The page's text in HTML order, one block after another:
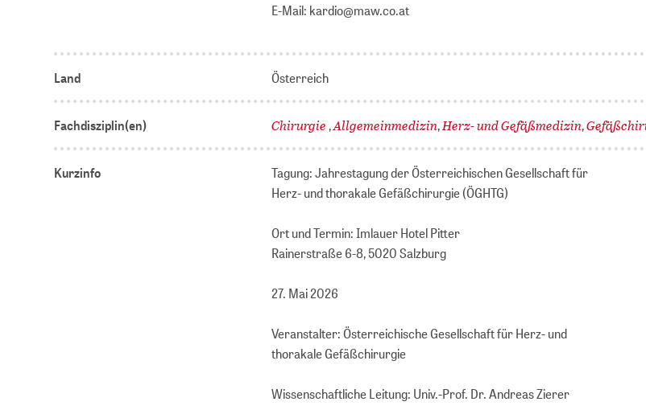
E-Mail: kardio@maw.co.at
Land Österreich
Fachdisziplin(en) Chirurgie ,Allgemeinmedizin,Herz- und Gefäßmedizin,
Kurzinfo
Tagung: Jahrestagung der Österreichischen Gesellschaft für
Herz- und thorakale Gefäßchirurgie (ÖGHTG)
Ort und Termin: Imlauer Hotel Pitter
Rainerstraße 6-8, 5020 Salzburg
27. Mai 2026
Veranstalter: Österreichische Gesellschaft für Herz- und
thorakale Gefäßchirurgie
Wissenschaftliche Leitung: Univ.-Prof. Dr. Andreas Zierer